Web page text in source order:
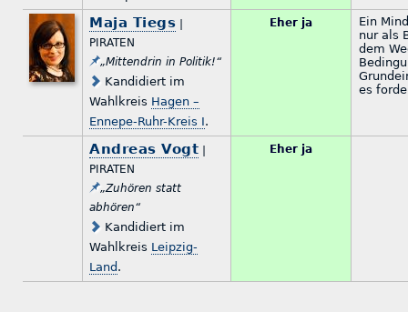
Maja Tiegs
PIRATEN
„Mittendrin in Politik!“
Kandidiert im
Wahlkreis Hagen –
Ennepe-Ruhr-Kreis I.
Eher ja
Ein
nur als
dem
es
Andreas Vogt
PIRATEN
„Zuhören statt
abhören“
Kandidiert im
Wahlkreis Leipzig-
Land .
Eher ja